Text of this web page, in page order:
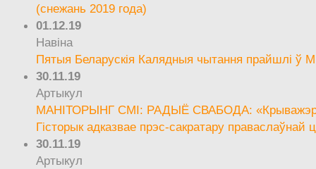
(снежань 2019 года)
01.12.19
Навіна
Пятыя Беларускія Калядныя чытання прайшлі ў
30.11.19
Артыкул
МАНІТОРЫНГ СМІ: РАДЫЁ СВАБОДА:
Гісторык адказвае прэс-сакратару праваслаўнай
30.11.19
Артыкул